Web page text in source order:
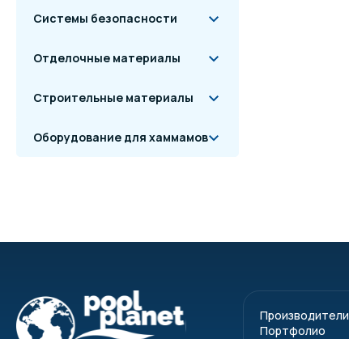
Системы безопасности
Отделочные материалы
Строительные материалы
Оборудование для хаммамов
Производители
Портфолио